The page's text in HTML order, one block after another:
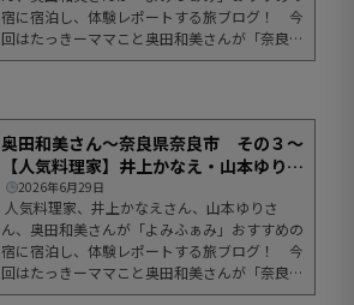
宿に宿泊し、体験レポートする旅ブログ！ 今
回はたっきーママこと奥田和美さんが「奈良県
奈良市」に出かけました。ブログの最後には奥
県奈良市 その１」はこちら奥田和美 ごほ
う...
奥田和美さん～奈良県奈良市 その３～
【人気料理家】井上かなえ・山本ゆり・
奥田...
2026年6月29日
人気料理家、井上かなえさん、山本ゆりさ
ん、奥田和美さんが「よみふぁみ」おすすめの
宿に宿泊し、体験レポートする旅ブログ！ 今
回はたっきーママこと奥田和美さんが「奈良県
奈良市」に出かけました。ブログの最後には奥